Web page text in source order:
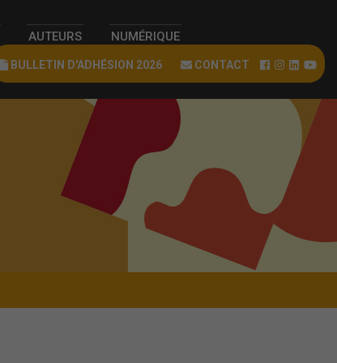
AUTEURS NUMÉRIQUE
BULLETIN D'ADHÉSION 2026 CONTACT